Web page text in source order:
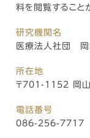
料を閲覧すること
研究機関名
医療法人社団 岡
所在地
〒701-1152 岡
電話番号
086-256-7717